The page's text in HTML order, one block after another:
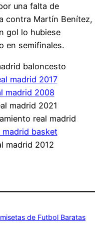
una falta de
contra Martín Benítez,
gol lo hubiese
en semifinales.
de Futbol Baratas